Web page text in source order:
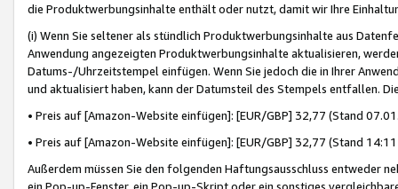
die Produktwerbungsinhalte enthält oder nutzt, damit wir Ihre
(i) Wenn Sie seltener als stündlich Produktwerbungsinhalte aus
Anwendung angezeigten Produktwerbungsinhalte aktualisieren,
Datums-/Uhrzeitstempel einfügen. Wenn Sie jedoch die in Ihrer
und aktualisiert haben, kann der Datumsteil des Stempels entfallen.
• Preis auf [Amazon-Website einfügen]: [EUR/GBP] 32,77 (Stand
• Preis auf [Amazon-Website einfügen]: [EUR/GBP] 32,77 (Stand
Außerdem müssen Sie den folgenden Haftungsausschluss entweder
ein Pop-up-Fenster, ein Pop-up-Skript oder ein sonstiges